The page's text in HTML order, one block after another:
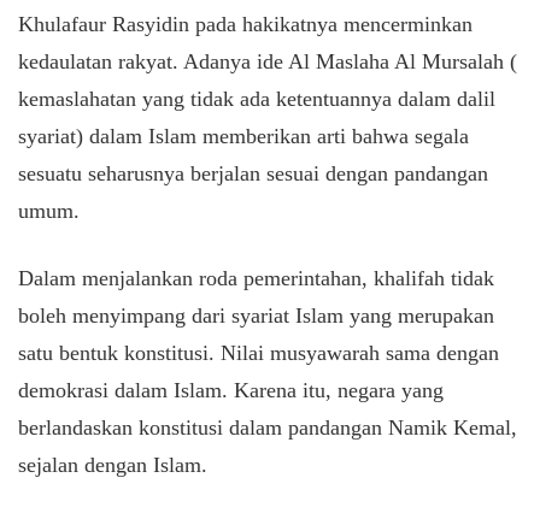
Khulafaur Rasyidin pada hakikatnya mencerminkan
kedaulatan rakyat. Adanya ide Al Maslaha Al Mursalah (
kemaslahatan yang tidak ada ketentuannya dalam dalil
syariat) dalam Islam memberikan arti bahwa segala
sesuatu seharusnya berjalan sesuai dengan pandangan
umum.
Dalam menjalankan roda pemerintahan, khalifah tidak
boleh menyimpang dari syariat Islam yang merupakan
satu bentuk konstitusi. Nilai musyawarah sama dengan
demokrasi dalam Islam. Karena itu, negara yang
berlandaskan konstitusi dalam pandangan Namik Kemal,
sejalan dengan Islam.